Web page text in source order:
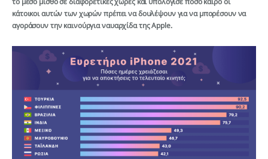
κάτοικοι αυτών των χωρών πρέπει να δουλέψουν για να μπορέσουν να
αγοράσουν την καινούργια ναυαρχίδα της Apple.